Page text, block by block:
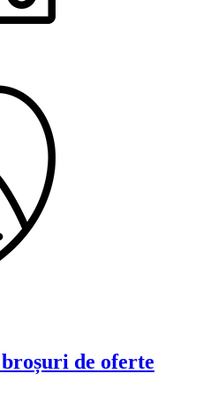
de oferte